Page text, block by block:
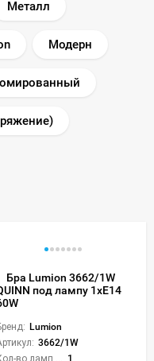
Металл
Модерн
Бра Lumion 3662/1W
под лампу 1xE14
Lumion
3662/1W
Кол-во ламп или LED: 1